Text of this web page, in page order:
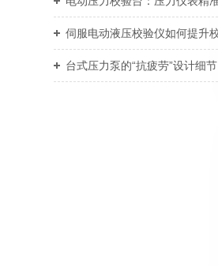
台式压力泵的“抗疲劳”设计细节